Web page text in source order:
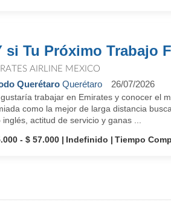
si Tu Próximo Trabajo
AIRLINE MEXICO
QuerétaroQuerétaro 26/07/2026
trabajar en Emirates y conocer el
como la mejor de larga distancia
inglés, actitud de servicio y ganas ...
- $ 57.000
Indefinido Tiempo